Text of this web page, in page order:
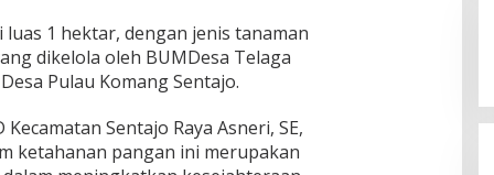
1 hektar, dengan jenis tanaman
dikelola oleh BUMDesa Telaga
Pulau Komang Sentajo.
Sentajo Raya Asneri, SE,
ketahanan pangan ini merupakan
Kegaduhan Yang Membuat
Sejumlah Tokoh Semakin Santer
Menjadi Buah Bibir Masyarakat
Di Politik Mei 6, 2026